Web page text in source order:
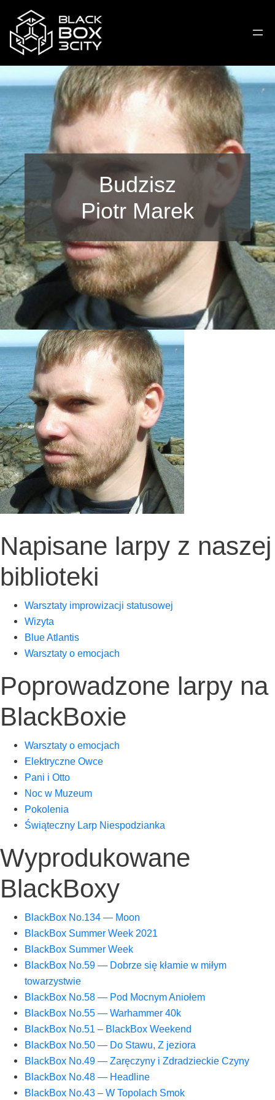
Budzisz
Piotr Marek
Napisane larpy z naszej
biblioteki
Warsz­ta­ty impro­wi­za­cji statusowej
Wizy­ta
Blue Atlan­tis
Warsz­ta­ty o emocjach
Poprowadzone larpy na
BlackBoxie
Warsz­ta­ty o emocjach
Elek­trycz­ne Owce
Pani i Otto
Noc w Muzeum
Poko­le­nia
Świą­tecz­ny Larp Niespodzianka
Wyprodukowane
BlackBoxy
Black­Box No.134 — Moon
Black­Box Sum­mer Week 2021
Black­Box Sum­mer Week
Black­Box No.59 — Dobrze się kła­mie w miłym
towarzystwie
Black­Box No.58 — Pod Moc­nym Aniołem
Black­Box No.55 — War­ham­mer 40k
Black­Box No.51 – Black­Box Weekend
Black­Box No.50 — Do Sta­wu, Z jeziora
Black­Box No.49 — Zarę­czy­ny i Zdra­dziec­kie Czyny
Black­Box No.48 — Headline
Black­Box No.43 – W Topo­lach Smok